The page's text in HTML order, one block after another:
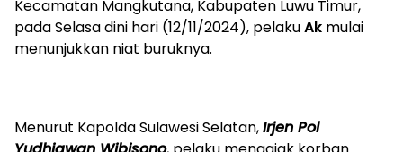
Kecamatan Mangkutana, Kabupaten Luwu Timur,
pada Selasa dini hari (12/11/2024), pelakuAk mulai
menunjukkan niat buruknya.
Menurut Kapolda Sulawesi Selatan,Irjen Pol